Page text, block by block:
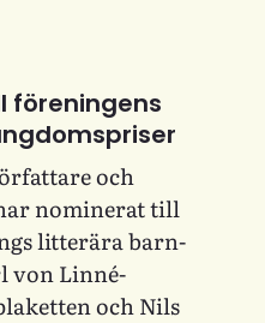
föreningens
och
nominerat till
litterära barn-
von Linné-
och Nils